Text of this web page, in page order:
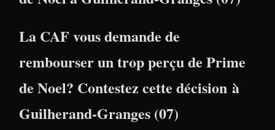
La CAF vous demande de
rembourser un trop perçu de Prime
de Noel? Contestez cette décision à
Guilherand-Granges (07)